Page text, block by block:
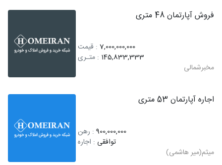
فروش آپارتمان 48 متری
7,000,000,000 : قیمت
145,833,333 : متـری
مخبرشمالی
اجاره آپارتمان 53 متری
900,000,000 : رهن
توافقی : اجاره
میثم(میر هاشمی)